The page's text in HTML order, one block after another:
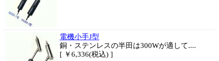
電機小手J型
銅・ステンレスの半田は300Wが適して....
[ ￥6,336(税込) ]